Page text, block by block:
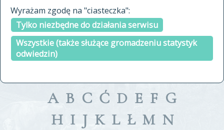
Wyrażam zgodę na "ciasteczka":
Tylko niezbędne do działania serwisu
Wszystkie (także służące gromadzeniu statystyk
odwiedzin)
indeksie
a fronte
a tergo
A B C Ć D E F G
H I J K L Ł M N